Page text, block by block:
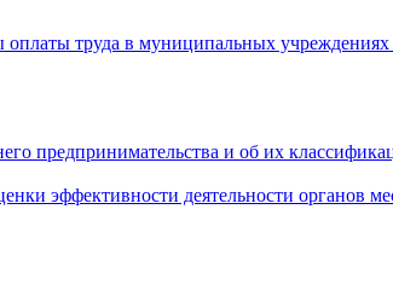
труда в муниципальных
предпринимательства и об их
эффективности деятельности органов